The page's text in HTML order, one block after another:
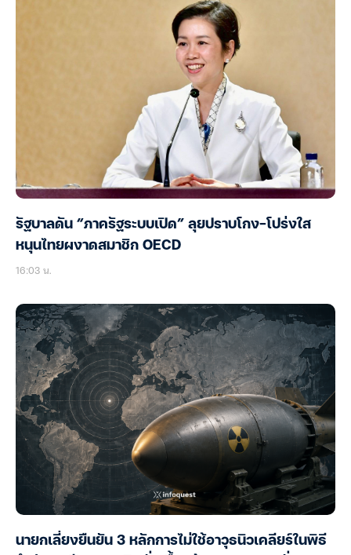
รัฐบาลดัน “ภาครัฐระบบเปิด” ลุยปราบโกง-โปร่งใส
หนุนไทยผงาดสมาชิก OECD
16:03 น.
นายกเลี่ยงยืนยัน 3 หลักการไม่ใช้อาวุธนิวเคลียร์ในพิธี